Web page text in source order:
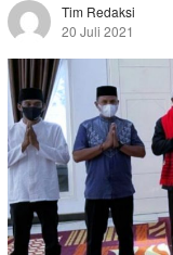
Tim Redaksi
20 Juli 2021